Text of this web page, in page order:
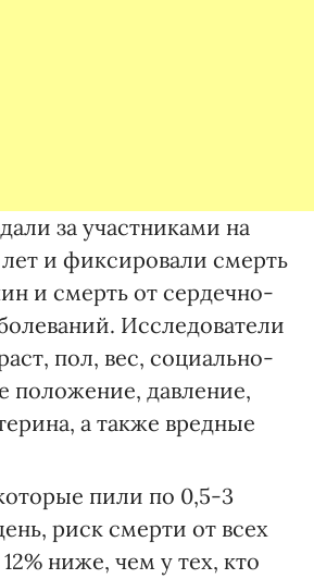
за участниками на
и фиксировали смерть
и смерть от сердечно-
Исследователи
пол, вес, социально-
положение, давление,
а также вредные
пили по 0,5-3
риск смерти от всех
ниже, чем у тех, кто